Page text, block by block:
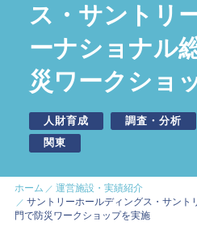
企業・ブランドの価値向上
企業施設運営
企業施設コンサルティング
イベント企画・運営
サステナビリティ活動
デジタルマーケティング・制作
ビジネスサポート
文化・芸術振興や地域活性化
文化施設運営
ス・サントリ
ーナショナル
災ワークショ
人財育成 調査・分析
関東
ホーム
運営施設・実績紹介
サントリーホールディングス・サント
門で防災ワークショップを実施